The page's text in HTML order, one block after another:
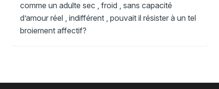
comme un adulte sec , froid , sans capacité
d’amour réel , indifférent , pouvait il résister à un tel
broiement affectif?